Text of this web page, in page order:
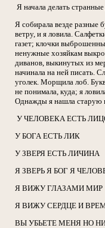
Я начала делать странные
Я собирала везде разные
ветру, и я ловила.
газет; клочки
ненужные хозяйкам
диванов, выкинутых из
начинала на ней писать.
уголек. Морщила лоб.
не понимала, куда; я
Однажды я нашла старую
У ЧЕЛОВЕКА ЕСТЬ
У БОГА ЕСТЬ ЛИК
У ЗВЕРЯ ЕСТЬ ЛИЧИНА
Я ЗВЕРЬ Я БОГ Я
Я ВИЖУ ГЛАЗАМИ МИР
Я ВИЖУ СЕРДЦЕ И
ВЫ УБЬЕТЕ МЕНЯ НО